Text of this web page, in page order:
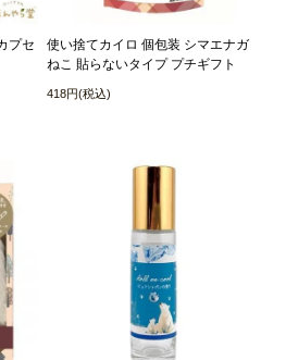
プセ
使い捨てカイロ 個包装 シマエナガ
ねこ 貼らないタイプ プチギフト
418円(税込)